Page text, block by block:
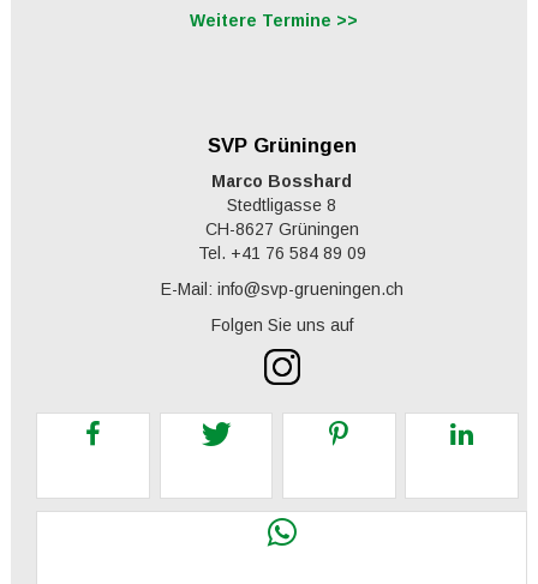
Weitere Termine >>
SVP Grüningen
Marco Bosshard
Stedtligasse 8
CH-8627 Grüningen
Tel. +41 76 584 89 09
E-Mail: info@svp-grueningen.ch
Folgen Sie uns auf